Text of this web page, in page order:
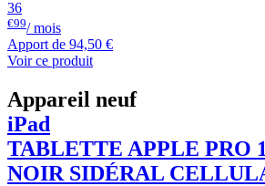
36
€99/ mois
Apport de 94,50 €
Voir ce produit
Appareil neuf
iPad
TABLETTE APPLE PRO
NOIR SIDÉRAL